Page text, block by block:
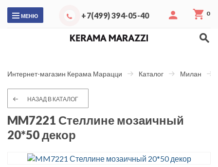
МЕНЮ +7(499) 394-05-40 0
Интернет-магазин Керама Марацци Каталог Милан
НАЗАД В КАТАЛОГ
MM7221 Стеллине мозаичный
20*50 декор